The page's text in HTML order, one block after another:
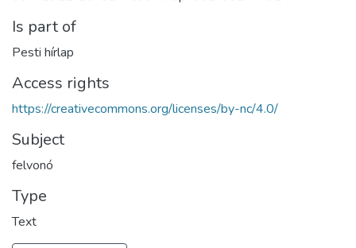
Is part of
Pesti hírlap
Access rights
https://creativecommons.org/licenses/by-nc/4.0/
Subject
felvonó
Type
Text